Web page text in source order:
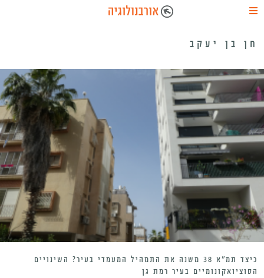
חן בן יעקב
כיצד תמ”א 38 משנה את התמהיל המעמדי בעיר? השינויים
הסוציואקונומיים בעיר רמת גן